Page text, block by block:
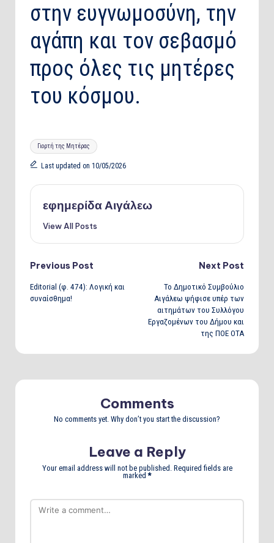
στην ευγνωμοσύνη, την
αγάπη και τον σεβασμό
προς όλες τις μητέρες
του κόσμου.
Tags:
Γιορτή της Μητέρας
Last updated on 10/05/2026
εφημερίδα Αιγάλεω
View All Posts
Post
navigation
Previous Post
Editorial (φ. 474): Λογική και
συναίσθημα!
Next Post
Το Δημοτικό Συμβούλιο
Αιγάλεω ψήφισε υπέρ των
αιτημάτων του Συλλόγου
Εργαζομένων του Δήμου και
της ΠΟΕ ΟΤΑ
Comments
No comments yet. Why don’t you start the discussion?
Leave a Reply
Your email address will not be published. Required fields are
marked*